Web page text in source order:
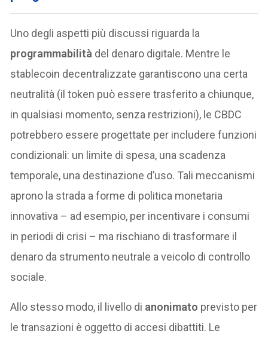
Uno degli aspetti più discussi riguarda la
programmabilità del denaro digitale. Mentre le
stablecoin decentralizzate garantiscono una certa
neutralità (il token può essere trasferito a chiunque,
in qualsiasi momento, senza restrizioni), le CBDC
potrebbero essere progettate per includere funzioni
condizionali: un limite di spesa, una scadenza
temporale, una destinazione d’uso. Tali meccanismi
aprono la strada a forme di politica monetaria
innovativa – ad esempio, per incentivare i consumi
in periodi di crisi – ma rischiano di trasformare il
denaro da strumento neutrale a veicolo di controllo
sociale.
Allo stesso modo, il livello di anonimato previsto per
le transazioni è oggetto di accesi dibattiti. Le